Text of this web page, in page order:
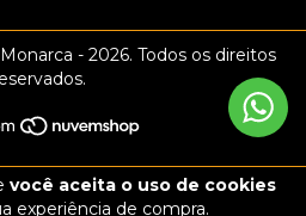
você aceita o uso de cookies
experiência de compra.
- 2026. Todos os direitos